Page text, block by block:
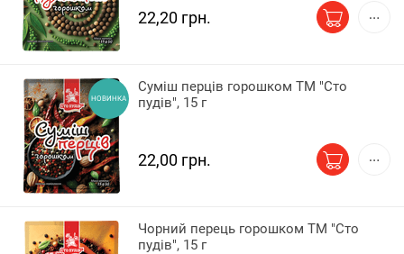
22,20 грн.
НОВИНКА
Суміш перців горошком ТМ "Сто
пудів", 15 г
22,00 грн.
Чорний перець горошком ТМ "Сто
пудів", 15 г